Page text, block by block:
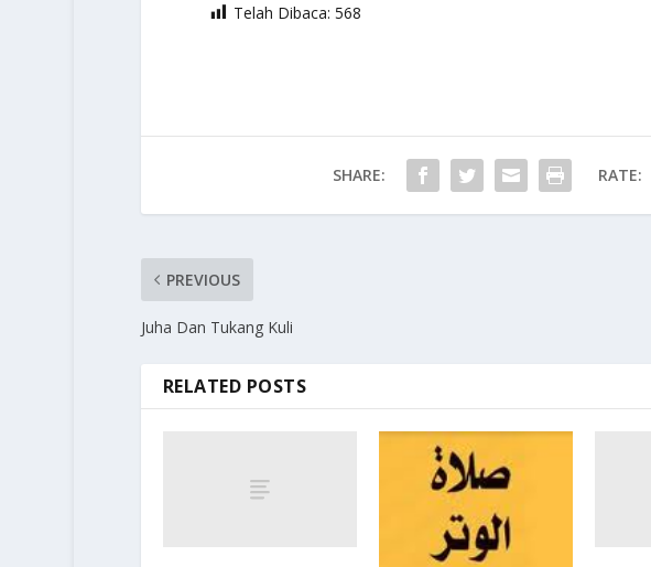
Telah Dibaca: 568
SHARE: RATE:
PREVIOUS
Juha Dan Tukang Kuli
RELATED POSTS